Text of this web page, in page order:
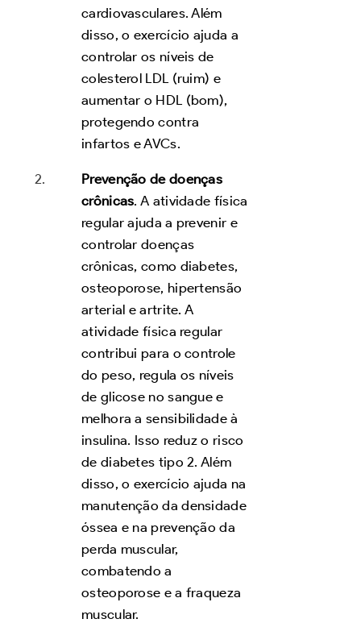
cardiovasculares. Além
disso, o exercício ajuda a
controlar os níveis de
colesterol LDL (ruim) e
aumentar o HDL (bom),
protegendo contra
infartos e AVCs.
Prevenção de doenças
crônicas. A atividade física
regular ajuda a prevenir e
controlar doenças
crônicas, como diabetes,
osteoporose, hipertensão
arterial e artrite. A
atividade física regular
contribui para o controle
do peso, regula os níveis
de glicose no sangue e
melhora a sensibilidade à
insulina. Isso reduz o risco
de diabetes tipo 2. Além
disso, o exercício ajuda na
manutenção da densidade
óssea e na prevenção da
perda muscular,
combatendo a
osteoporose e a fraqueza
muscular.